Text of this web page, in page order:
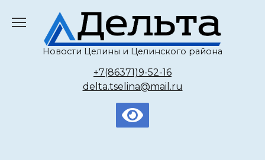
содержанию
Новости Целины и Целинского района
+7(86371)9-52-16
delta.tselina@mail.ru